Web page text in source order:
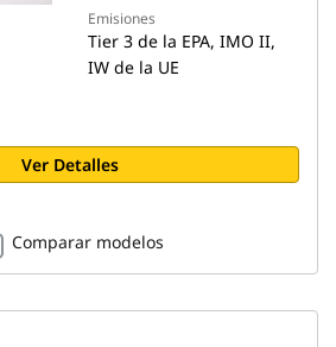
Emisiones
Tier 3 de la EPA, IMO II,
IW de la UE
Ver Detalles
Comparar modelos